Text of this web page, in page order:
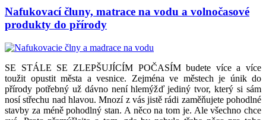
Nafukovací čluny, matrace na vodu a volnočasové
produkty do přírody
SE STÁLE SE ZLEPŠUJÍCÍM POČASÍM budete více a více
toužit opustit města a vesnice. Zejména ve městech je únik do
přírody potřebný už dávno není hlemýžď jediný tvor, který si sám
nosí střechu nad hlavou. Mnozí z vás jistě rádi zaměňujete pohodlné
stavby za méně pohodlný stan. A něco na tom je. Ale všechno chce